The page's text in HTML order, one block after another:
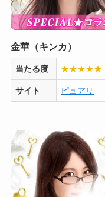
金華（キンカ）
当たる度 ★★★★★
サイト ピュアリ